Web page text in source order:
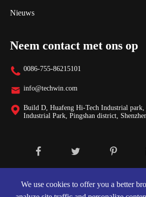
Nieuws
Neem contact met ons op
 0086-755-86215101
 info@techwin.com
 Build D, Huafeng Hi-Tech Industrial park,
Industrial Park, Pingshan district,
Alle rechten
We use cookies to offer you a better